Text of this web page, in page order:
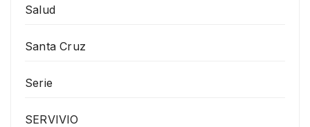
Salud
Santa Cruz
Serie
SERVIVIO